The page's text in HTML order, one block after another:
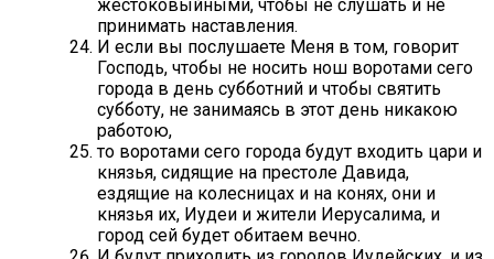
жестоковыйными, чтобы не слушать и не
принимать наставления.
И если вы послушаете Меня в том, говорит
Господь, чтобы не носить нош воротами сего
города в день субботний и чтобы святить
субботу, не занимаясь в этот день никакою
работою,
то воротами сего города будут входить цари и
князья, сидящие на престоле Давида,
ездящие на колесницах и на конях, они и
князья их, Иудеи и жители Иерусалима, и
город сей будет обитаем вечно.